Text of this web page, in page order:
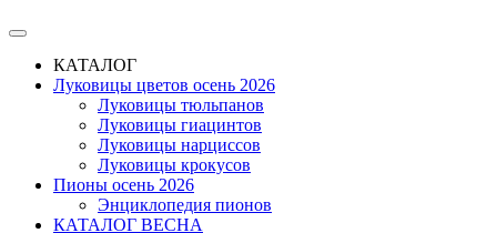
КАТАЛОГ
Луковицы цветов осень 2026
Луковицы тюльпанов
Луковицы гиацинтов
Луковицы нарциссов
Луковицы крокусов
Пионы осень 2026
Энциклопедия пионов
КАТАЛОГ ВЕСНА